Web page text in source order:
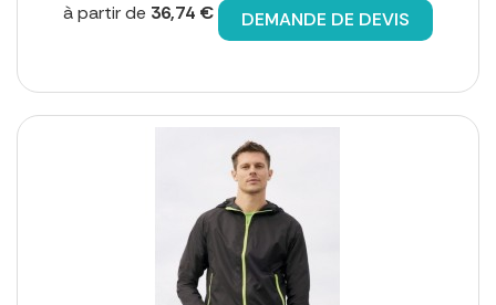
à partir de 36,74 € DEMANDE DE DEVIS